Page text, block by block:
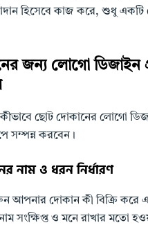
হিসেবে কাজ করে, শুধু একটি
জন্য লোগো ডিজাইন
ছোট দোকানের লোগো
সম্পন্ন করবেন।
নাম ও ধরন নির্ধারণ
আপনার দোকান কী বিক্রি করে
সংক্ষিপ্ত ও মনে রাখার মতো